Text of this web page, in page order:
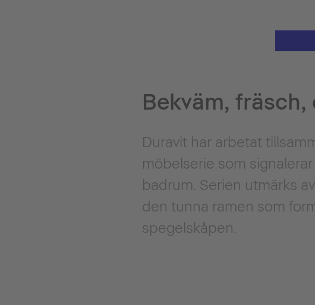
Bekväm,
Duravit har arbetat
möbelserie som
badrum. Serien utmärks
den tunna ramen som
spegelskåpen.